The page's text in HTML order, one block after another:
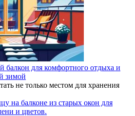
балкон для комфортного отдыха и
зимой
не только местом для хранения